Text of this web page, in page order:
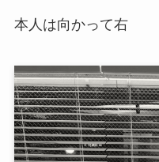
本人は向かって右